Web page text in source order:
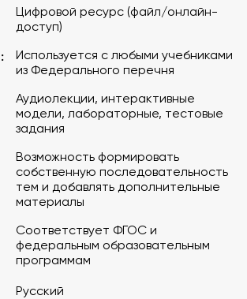
на этой основе эмпирические
о практическом использовании
ток. Сила тока
сопротивления проводника от
ток в полупроводнике
проводников
Ома для полной цепи
— Ленца
Цифровой ресурс (файл/онлайн-
доступ)
Используется с любыми учебниками
из Федерального перечня
Аудиолекции, интерактивные
модели, лабораторные, тестовые
задания
Возможность формировать
собственную последовательность
тем и добавлять дополнительные
материалы
Соответствует ФГОС и
федеральным образовательным
программам
Русский